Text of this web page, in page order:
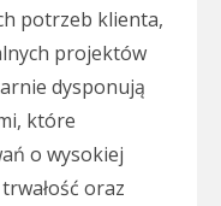
potrzeb klienta,
projektów
dysponują
które
o wysokiej
oraz